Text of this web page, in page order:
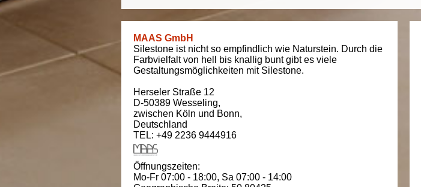
MAAS GmbH
Silestone ist nicht so empfindlich wie Naturstein. Durch die
Farbvielfalt von hell bis knallig bunt gibt es viele
Gestaltungsmöglichkeiten mit Silestone.
Herseler Straße 12
D-50389 Wesseling,
zwischen Köln und Bonn,
Deutschland
TEL: +49 2236 9444916
Öffnungszeiten:
Mo-Fr 07:00 - 18:00, Sa 07:00 - 14:00